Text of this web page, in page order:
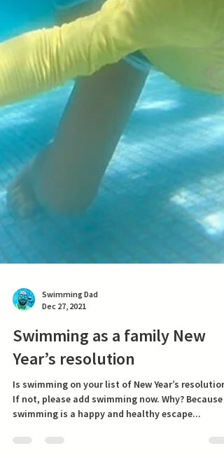
Dec 27, 2021
Swimming as a family New
Year’s resolution
Is swimming on your list of New Year’s
swimming is a happy and healthy escape...